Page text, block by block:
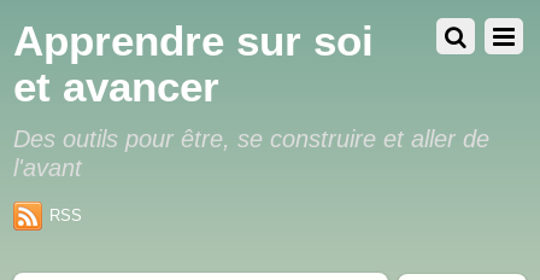
Apprendre sur soi
et avancer
Des outils pour être, se construire et aller de
l'avant
RSS